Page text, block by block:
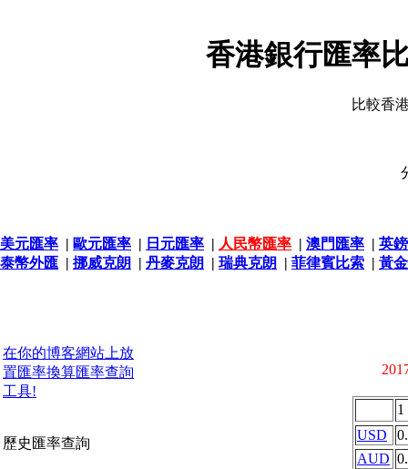
香港銀行匯率
比較香
美元匯率 | 歐元匯率 | 日元匯率 | 人民幣匯率 | 澳門匯率 | 英
泰幣外匯 | 挪威克朗 | 丹麥克朗 | 瑞典克朗 | 菲律賓比索 | 黃
在你的博客網站上放
置匯率換算匯率查詢
工具!
歷史匯率查詢
1
USD
AUD